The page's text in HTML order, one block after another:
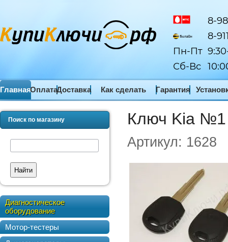
ГлавнаяОплатаДоставка Как сделать Гарантия
8-
8-
Пн-Пт
Сб-Вс
Поиск по магазину
Найти
Диагностическое
оборудование
Мотор-тестеры
Ключ Kia №1
Артикул: 1628